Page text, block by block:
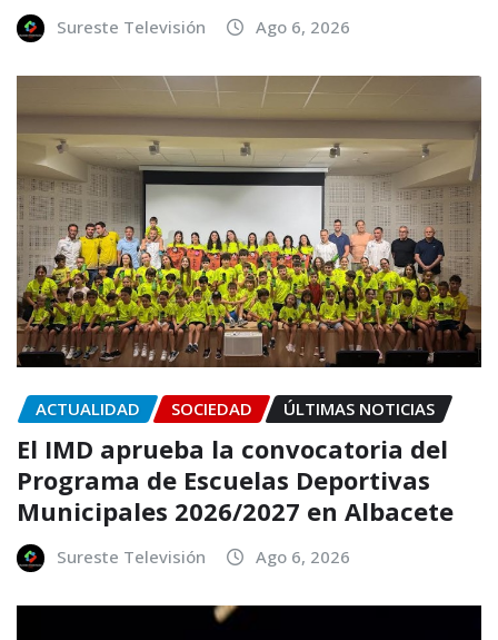
Sureste Televisión Ago 6, 2026
ACTUALIDAD SOCIEDAD ÚLTIMAS NOTICIAS
El IMD aprueba la convocatoria del
Programa de Escuelas Deportivas
Municipales 2026/2027 en Albacete
Sureste Televisión Ago 6, 2026